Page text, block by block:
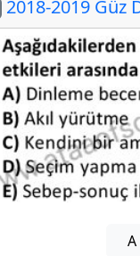
2018-2019 Güz
A